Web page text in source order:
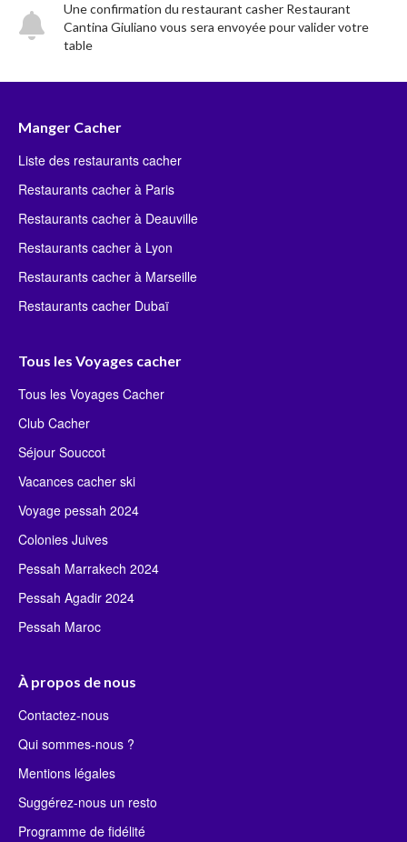
Une confirmation du restaurant casher Restaurant
Cantina Giuliano vous sera envoyée pour valider votre
table
Manger Cacher
Liste des restaurants cacher
Restaurants cacher à Paris
Restaurants cacher à Deauville
Restaurants cacher à Lyon
Restaurants cacher à Marseille
Restaurants cacher Dubaï
Tous les Voyages cacher
Tous les Voyages Cacher
Club Cacher
Séjour Souccot
Vacances cacher ski
Voyage pessah 2024
Colonies Juives
Pessah Marrakech 2024
Pessah Agadir 2024
Pessah Maroc
À propos de nous
Contactez-nous
Qui sommes-nous ?
Mentions légales
Suggérez-nous un resto
Programme de fidélité